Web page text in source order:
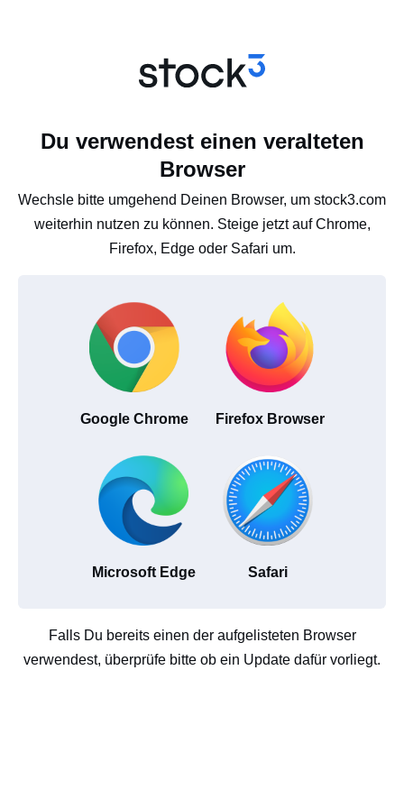
Du verwendest einen veralteten
Browser
Wechsle bitte umgehend Deinen Browser, um stock3.com
weiterhin nutzen zu können. Steige jetzt auf Chrome,
Firefox, Edge oder Safari um.
Google Chrome Firefox Browser
Microsoft Edge Safari
Falls Du bereits einen der aufgelisteten Browser
verwendest, überprüfe bitte ob ein Update dafür vorliegt.